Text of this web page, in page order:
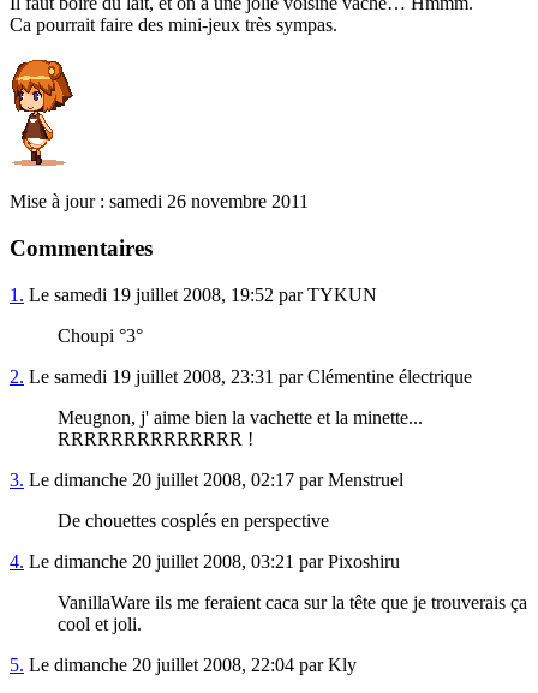
Ca pourrait faire des mini-jeux très sympas.
Mise à jour : samedi 26 novembre 2011
Commentaires
1. Le samedi 19 juillet 2008, 19:52 par TYKUN
Choupi °3°
2. Le samedi 19 juillet 2008, 23:31 par Clémentine électrique
Meugnon, j' aime bien la vachette et la minette...
RRRRRRRRRRRRRR !
3. Le dimanche 20 juillet 2008, 02:17 par Menstruel
De chouettes cosplés en perspective
4. Le dimanche 20 juillet 2008, 03:21 par Pixoshiru
VanillaWare ils me feraient caca sur la tête que je trouverais ça
cool et joli.
5. Le dimanche 20 juillet 2008, 22:04 par Kly